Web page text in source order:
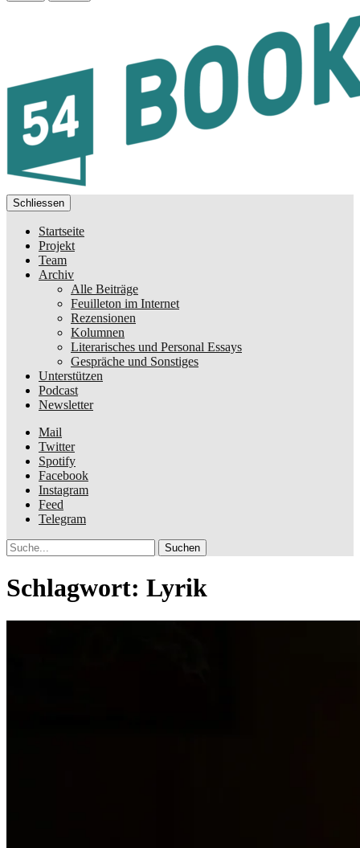
Schliessen
Startseite
Projekt
Team
Archiv
Alle Beiträge
Feuilleton im Internet
Rezensionen
Kolumnen
Literarisches und Personal Essays
Gespräche und Sonstiges
Unterstützen
Podcast
Newsletter
Mail
Twitter
Spotify
Facebook
Instagram
Feed
Telegram
Suche
Schlagwort: Lyrik